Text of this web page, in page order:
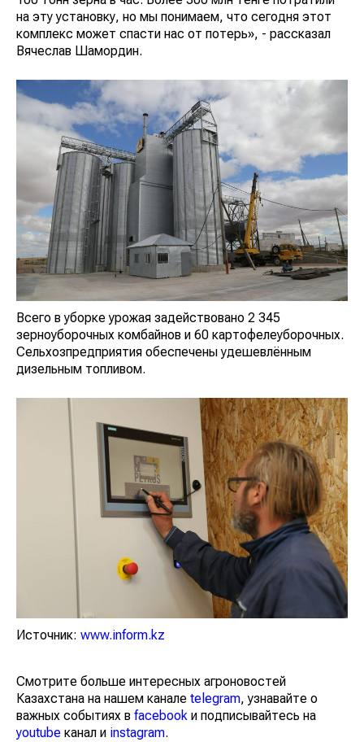
на эту установку, но мы понимаем, что сегодня этот
комплекс может спасти нас от потерь», - рассказал
Вячеслав Шамордин.
Всего в уборке урожая задействовано 2 345
зерноуборочных комбайнов и 60 картофелеуборочных.
Сельхозпредприятия обеспечены удешевлённым
дизельным топливом.
Источник: www.inform.kz
Смотрите больше интересных агроновостей
Казахстана на нашем канале telegram, узнавайте о
важных событиях в facebook и подписывайтесь на
youtube канал и instagram.